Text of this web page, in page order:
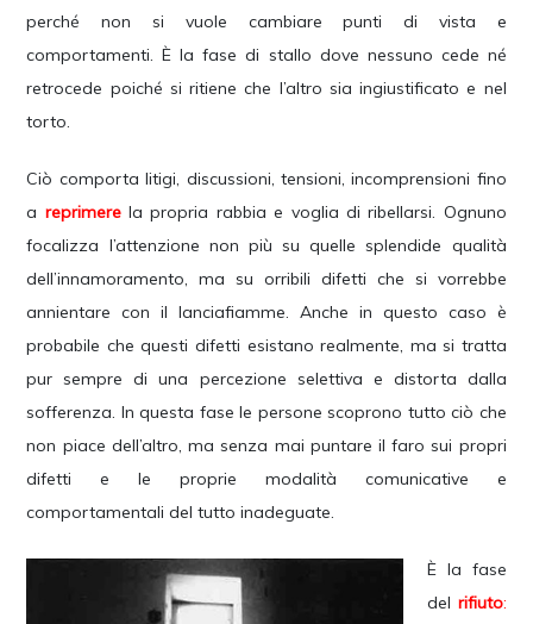
perché non si vuole cambiare punti di vista e
comportamenti. È la fase di stallo dove nessuno cede né
retrocede poiché si ritiene che l’altro sia ingiustificato e nel
torto.
Ciò comporta litigi, discussioni, tensioni, incomprensioni fino
a reprimerela propria rabbia e voglia di ribellarsi. Ognuno
focalizza l’attenzione non più su quelle splendide qualità
dell’innamoramento, ma su orribili difetti che si vorrebbe
annientare con il lanciafiamme. Anche in questo caso è
probabile che questi difetti esistano realmente, ma si tratta
pur sempre di una percezione selettiva e distorta dalla
sofferenza. In questa fase le persone scoprono tutto ciò che
non piace dell’altro, ma senza mai puntare il faro sui propri
difetti e le proprie modalità comunicative e
comportamentali del tutto inadeguate.
È la fase
del rifiuto: